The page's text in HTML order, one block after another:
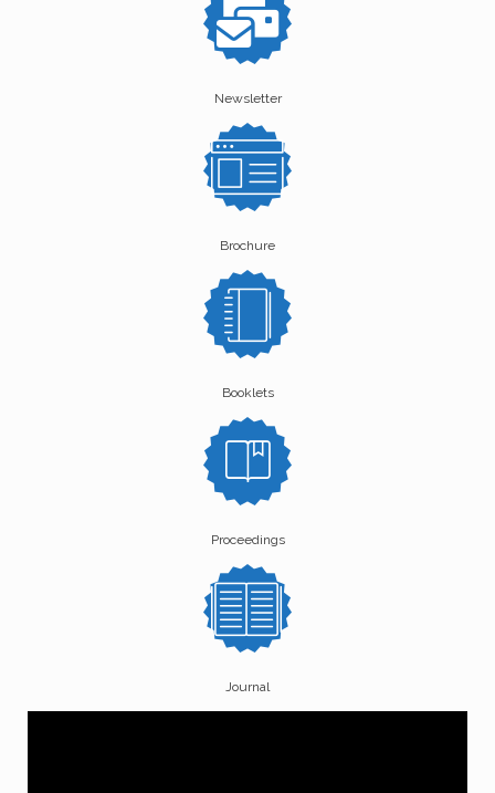
Newsletter
Brochure
Booklets
Proceedings
Journal